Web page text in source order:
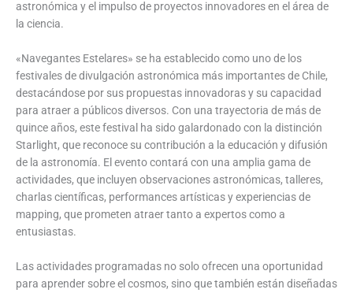
astronómica y el impulso de proyectos innovadores en el área de
la ciencia.
«Navegantes Estelares» se ha establecido como uno de los
festivales de divulgación astronómica más importantes de Chile,
destacándose por sus propuestas innovadoras y su capacidad
para atraer a públicos diversos. Con una trayectoria de más de
quince años, este festival ha sido galardonado con la distinción
Starlight, que reconoce su contribución a la educación y difusión
de la astronomía. El evento contará con una amplia gama de
actividades, que incluyen observaciones astronómicas, talleres,
charlas científicas, performances artísticas y experiencias de
mapping, que prometen atraer tanto a expertos como a
entusiastas.
Las actividades programadas no solo ofrecen una oportunidad
para aprender sobre el cosmos, sino que también están diseñadas